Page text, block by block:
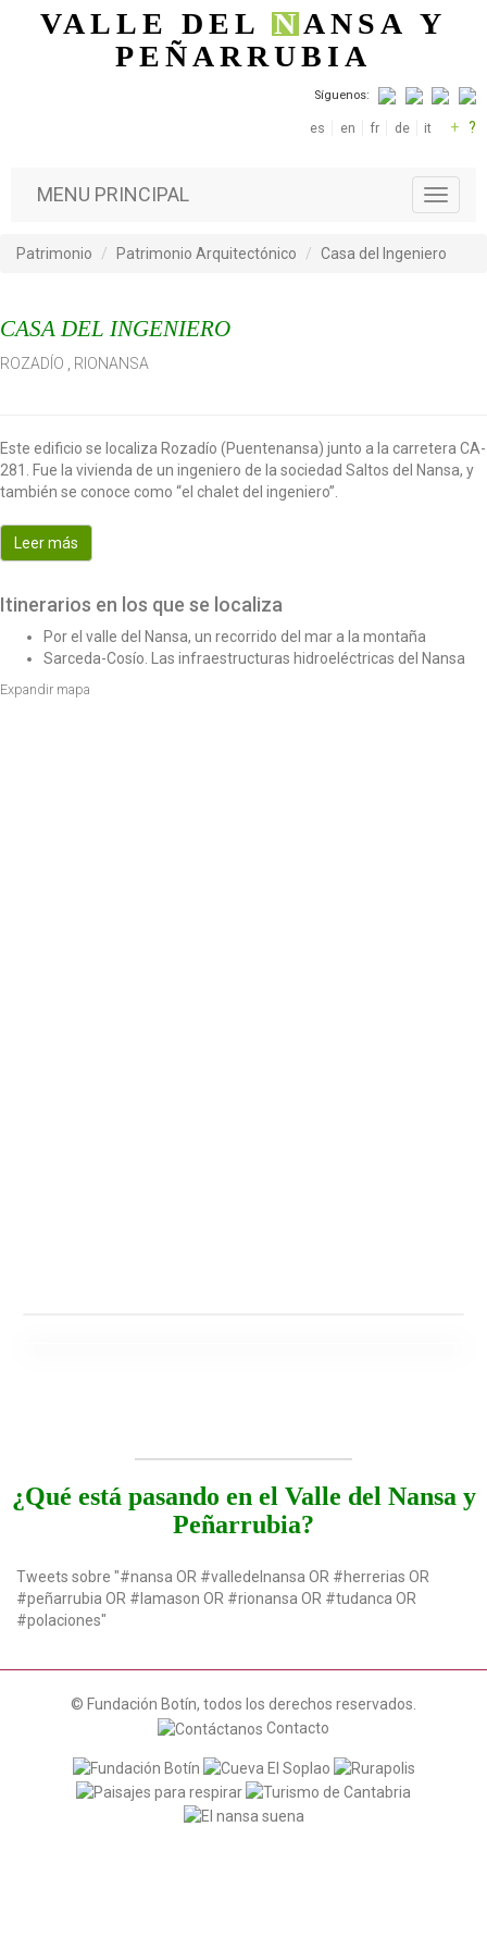
Pasar al contenido principal
VALLE DELNANSA Y
PEÑARRUBIA
Síguenos:
es en fr de it + ?
T
o
g
t
i
MENU PRINCIPAL
Patrimonio Patrimonio Arquitectónico Casa del Ingeniero
CASA DEL INGENIERO
ROZADÍO RIONANSA
Este edificio se localiza Rozadío (Puentenansa) junto a la carretera CA-
281. Fue la vivienda de un ingeniero de la sociedad Saltos del Nansa, y
también se conoce como “el chalet del ingeniero”.
Leer más
Itinerarios en los que se localiza
Por el valle del Nansa, un recorrido del mar a la montaña
Sarceda-Cosío. Las infraestructuras hidroeléctricas del Nansa
Expandir mapa
¿Qué está pasando en el Valle del Nansa y
Peñarrubia?
Tweets sobre "#nansa OR #valledelnansa OR #herrerias OR
#peñarrubia OR #lamason OR #rionansa OR #tudanca OR
#polaciones"
© Fundación Botín, todos los derechos reservados.
Contacto